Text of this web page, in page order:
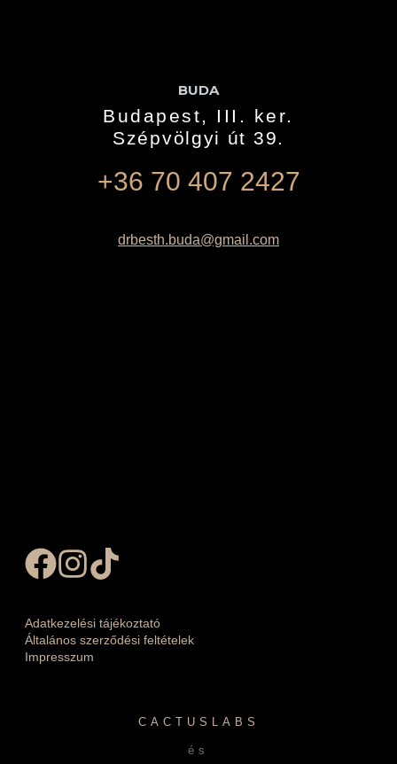
BUDA
Budapest, III. ker.
Szépvölgyi út 39.
+36 70 407 2427
drbesth.buda@gmail.com
Adatkezelési tájékoztató
Általános szerződési feltételek
Impresszum
CACTUSLABS
és